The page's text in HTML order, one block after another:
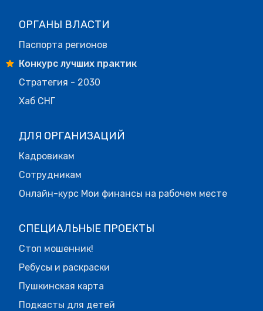
ОРГАНЫ ВЛАСТИ
Паспорта регионов
Конкурс лучших практик
Стратегия - 2030
Хаб СНГ
ДЛЯ ОРГАНИЗАЦИЙ
Кадровикам
Сотрудникам
Онлайн-курс Мои финансы на рабочем месте
СПЕЦИАЛЬНЫЕ ПРОЕКТЫ
Стоп мошенник!
Ребусы и раскраски
Пушкинская карта
Подкасты для детей